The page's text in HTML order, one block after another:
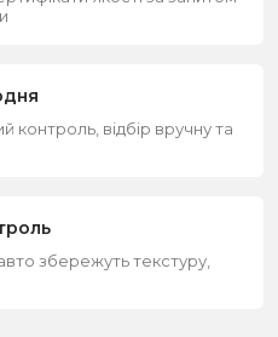
контроль, відбір вручну та
збережуть текстуру,